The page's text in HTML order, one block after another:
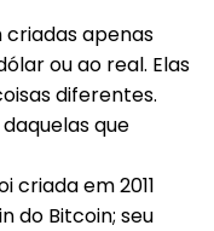
apenas
ou ao real. Elas
diferentes.
que
criada em 2011
do Bitcoin; seu